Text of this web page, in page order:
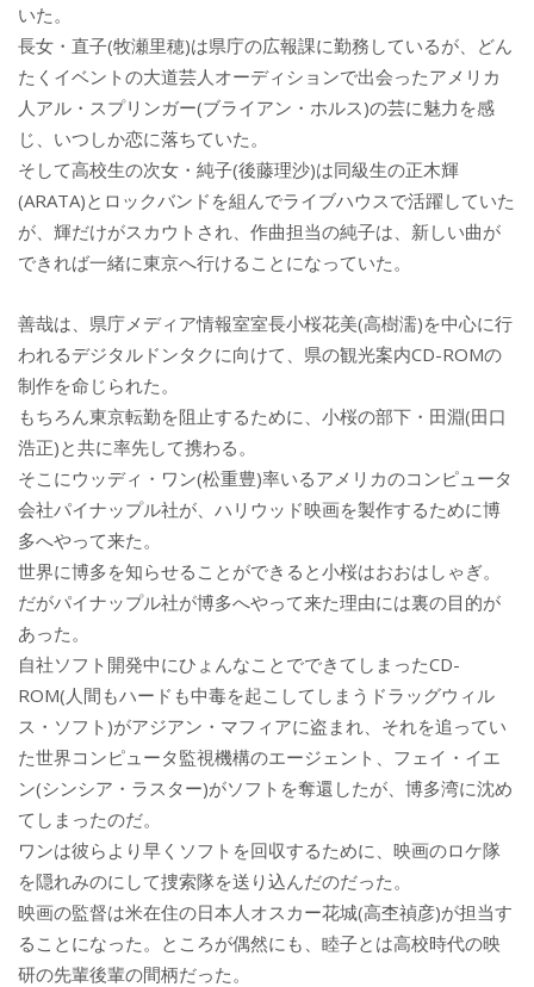
いた。
長女・直子(牧瀬里穂)は県庁の広報課に勤務しているが、どん
たくイベントの大道芸人オーディションで出会ったアメリカ
人アル・スプリンガー(ブライアン・ホルス)の芸に魅力を感
じ、いつしか恋に落ちていた。
そして高校生の次女・純子(後藤理沙)は同級生の正木輝
(ARATA)とロックバンドを組んでライブハウスで活躍していた
が、輝だけがスカウトされ、作曲担当の純子は、新しい曲が
できれば一緒に東京へ行けることになっていた。
善哉は、県庁メディア情報室室長小桜花美(高樹濡)を中心に行
われるデジタルドンタクに向けて、県の観光案内CD-ROMの
制作を命じられた。
もちろん東京転勤を阻止するために、小桜の部下・田淵(田口
浩正)と共に率先して携わる。
そこにウッディ・ワン(松重豊)率いるアメリカのコンピュータ
会社パイナップル社が、ハリウッド映画を製作するために博
多へやって来た。
世界に博多を知らせることができると小桜はおおはしゃぎ。
だがパイナップル社が博多へやって来た理由には裏の目的が
あった。
自社ソフト開発中にひょんなことでできてしまったCD-
ROM(人間もハードも中毒を起こしてしまうドラッグウィル
ス・ソフト)がアジアン・マフィアに盗まれ、それを追ってい
た世界コンピュータ監視機構のエージェント、フェイ・イエ
ン(シンシア・ラスター)がソフトを奪還したが、博多湾に沈め
てしまったのだ。
ワンは彼らより早くソフトを回収するために、映画のロケ隊
を隠れみのにして捜索隊を送り込んだのだった。
映画の監督は米在住の日本人オスカー花城(高杢禎彦)が担当す
ることになった。ところが偶然にも、睦子とは高校時代の映
研の先輩後輩の間柄だった。